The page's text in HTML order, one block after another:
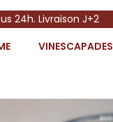
24h. Livraison J+2
VINESCAPADES